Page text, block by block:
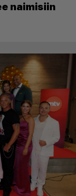
naimisiin